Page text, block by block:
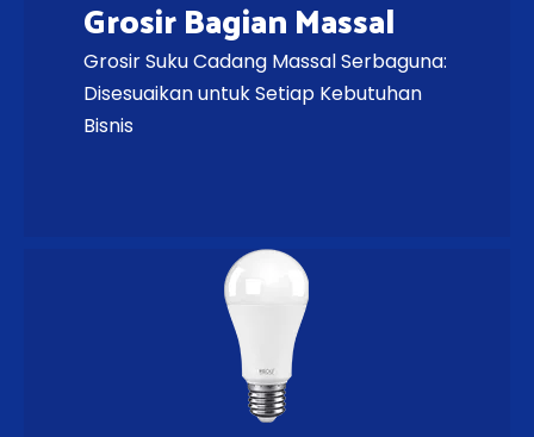
Grosir Bagian Massal
Grosir Suku Cadang Massal Serbaguna:
Disesuaikan untuk Setiap Kebutuhan
Bisnis